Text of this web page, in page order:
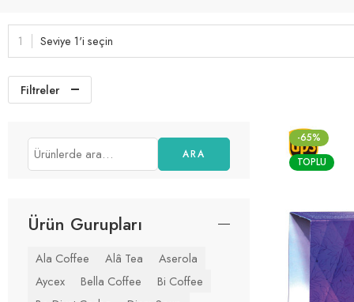
Seviye 1'i seçin
Filtreler
-65%
TOPLU
ARA
Ürün Gurupları
Ala Coffee Alâ Tea
Aserola
Aycex
Bella Coffee
Bi Coffee